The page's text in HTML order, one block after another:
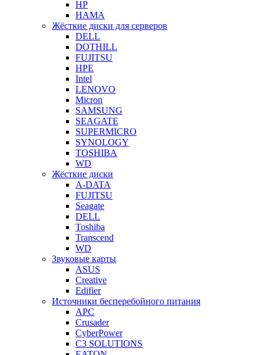
HP
HAMA
Жёсткие диски для серверов
DELL
DOTHILL
FUJITSU
HPE
Intel
LENOVO
Micron
SAMSUNG
SEAGATE
SUPERMICRO
SYNOLOGY
TOSHIBA
WD
Жёсткие диски
A-DATA
FUJITSU
Seagate
DELL
Toshiba
Transcend
WD
Звуковые карты
ASUS
Creative
Edifier
Источники бесперебойного питания
APC
Crusader
CyberPower
C3 SOLUTIONS